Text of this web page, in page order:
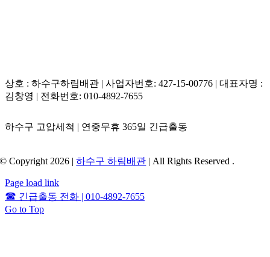
상호 : 하수구하림배관 | 사업자번호: 427-15-00776 | 대표자명 :
김창영 | 전화번호: 010-4892-7655
하수구 고압세척 | 연중무휴 365일 긴급출동
© Copyright 2026 |하수구 하림배관 | All Rights Reserved .
Page load link
☎ 긴급출동 전화 | 010-4892-7655
Go to Top